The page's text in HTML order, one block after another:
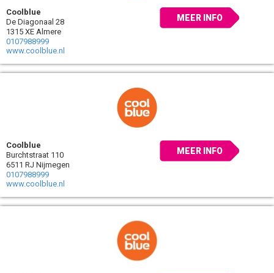
Coolblue
De Diagonaal 28
1315 XE Almere
0107988999
www.coolblue.nl
MEER INFO
Coolblue
Burchtstraat 110
6511 RJ Nijmegen
0107988999
www.coolblue.nl
MEER INFO